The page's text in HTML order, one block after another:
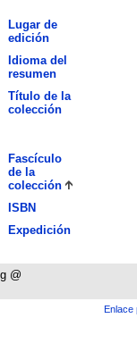
Lugar de
edición
Idioma del
resumen
Título de la
colección
Fascículo
de la
colección
ISBN
Expedición
@
Enlace